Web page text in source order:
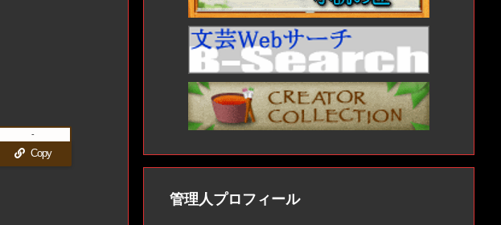
Copy
-
管理人プロフィール